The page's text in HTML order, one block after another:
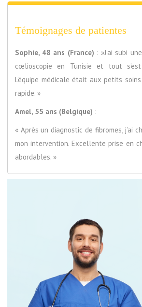
Témoignages de patientes
Sophie, 48 ans (France) : »J’ai subi
cœlioscopie en Tunisie et tout
L’équipe médicale était aux petits
rapide. »
Amel, 55 ans (Belgique) :
« Après un diagnostic de fibromes, j’ai
mon intervention. Excellente prise en
abordables. »